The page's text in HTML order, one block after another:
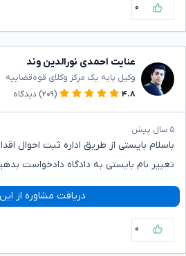
۰
عنایت احمدی نورالدین وند
وکیل پایه یک مرکز وکلای قوه‌قضاییه
۴.۸
(۲۰۹) دیدگاه
۵ سال پیش
باسلام بایستی از طریق اداره ثبت احوال
تغییر نام بایستی به دادگاه دادخواست
دریافت مشاوره از
۰